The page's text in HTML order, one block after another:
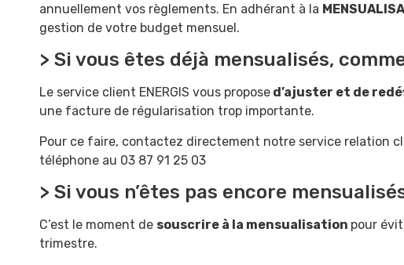
annuellement vos règlements. En adhérant à la
gestion de votre budget mensuel.
> Si vous êtes déjà mensualisés,
Le service client ENERGIS vous propose d’ajuster et de
une facture de régularisation trop importante.
Pour ce faire, contactez directement notre service relation
téléphone au 03 87 91 25 03
> Si vous n’êtes pas encore
C’est le moment de souscrire à la mensualisation pour
trimestre.